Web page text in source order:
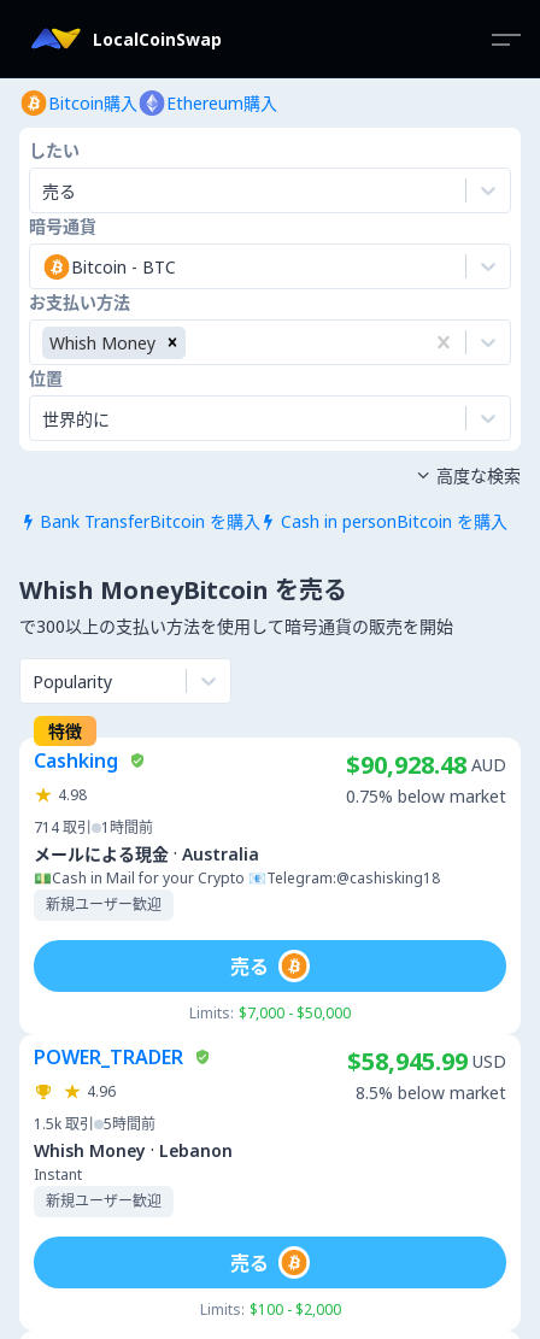
LocalCoinSwap
Bitcoin購入 Ethereum購入
したい
売る
暗号通貨
Bitcoin - BTC
お支払い方法
Whish Money
位置
世界的に
 Bank TransferBitcoin を購入  Cash in personBitcoin を購入
 高度な検索
Whish MoneyBitcoin を売る
で300以上の支払い方法を使用して暗号通貨の販売を開始
Popularity
特徴
Cashking
4.98
714取引 1時間前
メールによる現金 · Australia
💵Cash in Mail for your Crypto 📧Telegram:@cashisking18
新規ユーザー歓迎
$90,928.48 AUD
0.75% below market
Limits: $7,000 - $50,000
売る
POWER_TRADER
4.96
1.5k取引 5時間前
Whish Money · Lebanon
Instant
新規ユーザー歓迎
$58,945.99 USD
8.5% below market
Limits: $100 - $2,000
売る